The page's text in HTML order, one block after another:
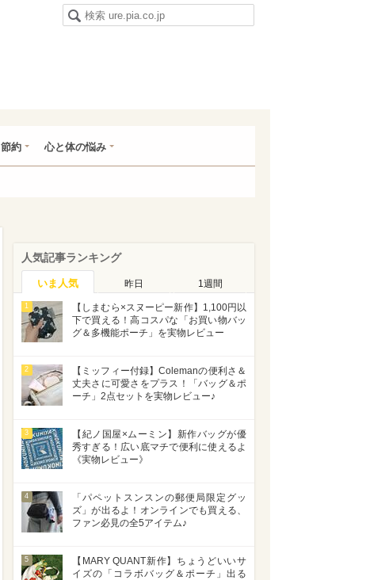
節約 心と体の悩み
人気記事ランキング
いま人気 昨日 1週間
1
【しまむら×スヌーピー新作】1,100円以
下で買える！高コスパな「お買い物バッ
グ＆多機能ポーチ」を実物レビュー
2
【ミッフィー付録】Colemanの便利さ＆
丈夫さに可愛さをプラス！「バッグ＆ポ
ーチ」2点セットを実物レビュー♪
3
【紀ノ国屋×ムーミン】新作バッグが優
秀すぎる！広い底マチで便利に使えるよ
《実物レビュー》
4
「パペットスンスンの郵便局限定グッ
ズ」が出るよ！オンラインでも買える、
ファン必見の全5アイテム♪
5
【MARY QUANT新作】ちょうどいいサ
イズの「コラボバッグ＆ポーチ」出る